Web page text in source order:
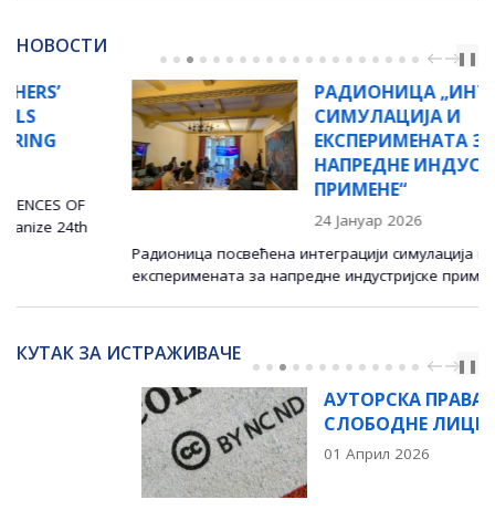
НОВОСТИ
PREVNEXT
❚❚
РАДИОНИЦА „ИНТЕГРАЦИЈА
СИМУЛАЦИЈА И
ЕКСПЕРИМЕНАТА ЗА
НАПРЕДНЕ ИНДУСТРИЈСКЕ
ПРИМЕНЕ“
Радионица посвећена интеграцији симулација и
експеримената за напредне индустријске примене, у...
КУТАК ЗА ИСТРАЖИВАЧЕ
PREVNEXT
❚❚
АУТОРСКА ПРАВА И
СЛОБОДНЕ ЛИЦЕНЦЕ
01 Април 2026